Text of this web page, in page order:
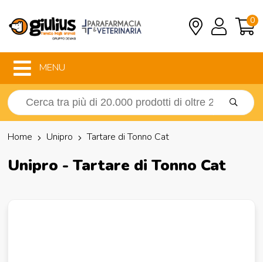
0
MENU
Home Unipro Tartare di Tonno Cat
Unipro - Tartare di Tonno Cat